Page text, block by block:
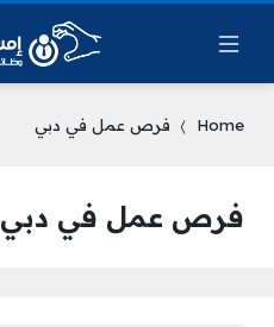
Home فرص عمل في دبي
فرص عمل في دبي